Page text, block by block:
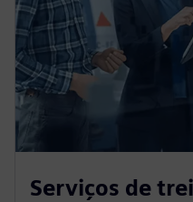
Serviços de